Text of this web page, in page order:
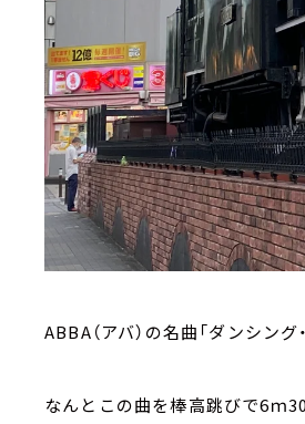
ABBA（アバ）の名曲「ダンシン
なんとこの曲を棒高跳びで6ｍ